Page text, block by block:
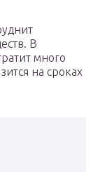
В
много
на сроках